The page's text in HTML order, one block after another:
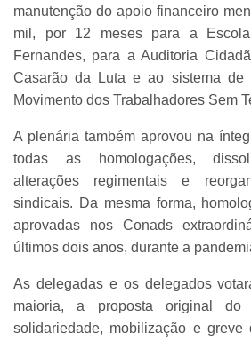
manutenção do apoio financeiro
mil, por 12 meses para a Escola
Fernandes, para a Auditoria
Casarão da Luta e ao sistema de
Movimento dos Trabalhadores Sem
A plenária também aprovou na
todas as homologações,
alterações regimentais e
sindicais. Da mesma forma,
aprovadas nos Conads
últimos dois anos, durante a
As delegadas e os delegados
maioria, a proposta original do
solidariedade, mobilização e greve